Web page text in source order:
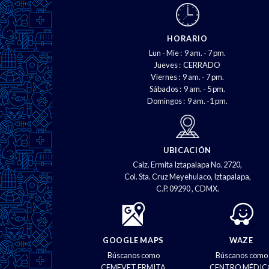
HORARIO
Lun - Mie : 9 am. - 7 pm.
Jueves : CERRADO
Viernes : 9 am. - 7 pm.
Sábados : 9 am. - 5 pm.
Domingos : 9 am. -1 pm.
UBICACIÓN
Calz. Ermita Iztapalapa No. 2720,
Col. Sta. Cruz Meyehulaco, Iztapalapa,
C.P. 09290 , CDMX.
GOOGLE MAPS
Búscanos como
CEMEVET ERMITA
WAZE
Búscanos como
CENTRO